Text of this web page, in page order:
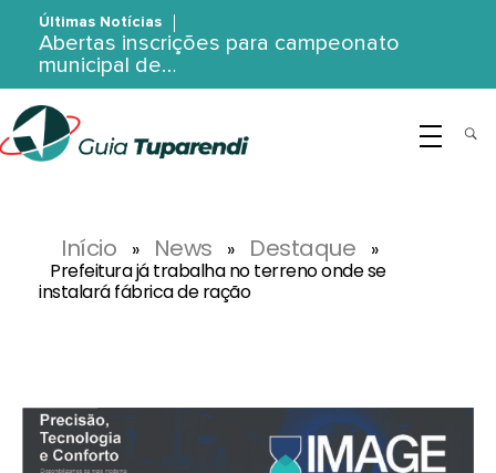
Últimas Notícias
Abertas inscrições para campeonato
municipal de…
Início » News » Destaque
»
Prefeitura já trabalha no terreno onde se
instalará fábrica de ração